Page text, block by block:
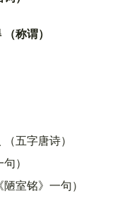
称谓）
五字唐诗）
）
室铭》一句）